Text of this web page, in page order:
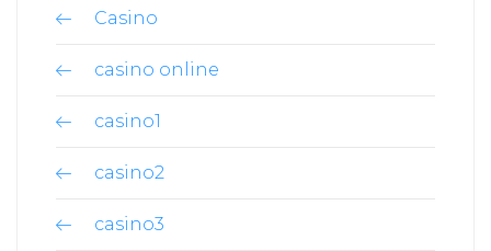
Casino
casino online
casino1
casino2
casino3